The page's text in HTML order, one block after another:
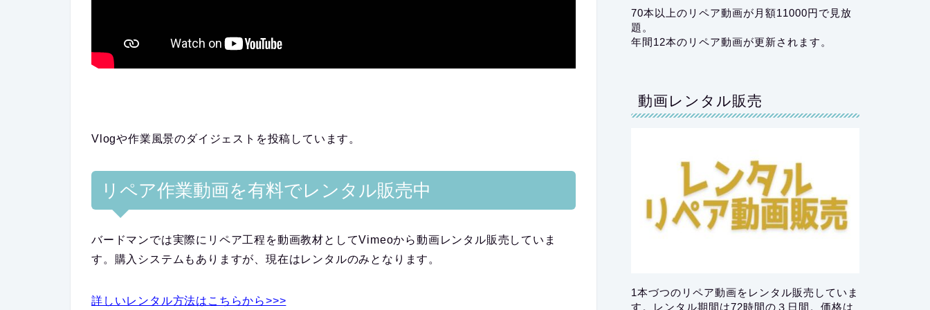
Vlogや作業風景のダイジェストを投稿しています。
リペア作業動画を有料でレンタル販売中
バードマンでは実際にリペア工程を動画教材としてVimeoから動画レンタル販売していま
す。購入システムもありますが、現在はレンタルのみとなります。
詳しいレンタル方法はこちらから>>>
70本以上のリペア動画が月額11000円で見放
題。
年間12本のリペア動画が更新されます。
動画レンタル販売
1本づつのリペア動画をレンタル販売していま
す。レンタル期間は72時間の３日間。価格は